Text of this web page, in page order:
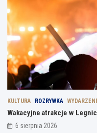
KULTURA ROZRYWKA
Wakacyjne atrakcje w
6 sierpnia 2026